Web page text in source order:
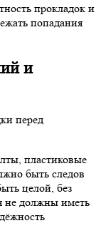
прокладок и
попадания
и
пластиковые
быть следов
целой, без
не должны иметь